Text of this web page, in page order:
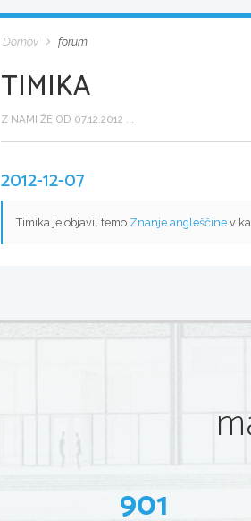
Domov forum
TIMIKA
Z NAMI ŽE OD 07.12.2012 ...
2012-12-07
Timika je objavil temo Znanje angleščine v
901